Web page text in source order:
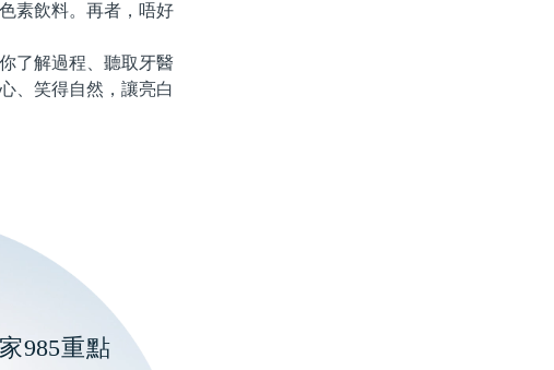
素飲料。再者，唔好
了解過程、聽取牙醫
、笑得自然，讓亮白
985重點